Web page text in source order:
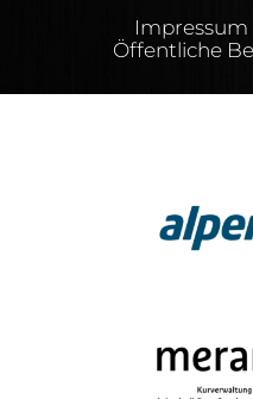
Impressum
Öffentliche